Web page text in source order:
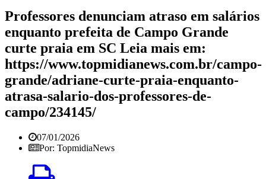
Professores denunciam atraso em salários
enquanto prefeita de Campo Grande
curte praia em SC Leia mais em:
https://www.topmidianews.com.br/campo-
grande/adriane-curte-praia-enquanto-
atrasa-salario-dos-professores-de-
campo/234145/
07/01/2026
Por: TopmidiaNews